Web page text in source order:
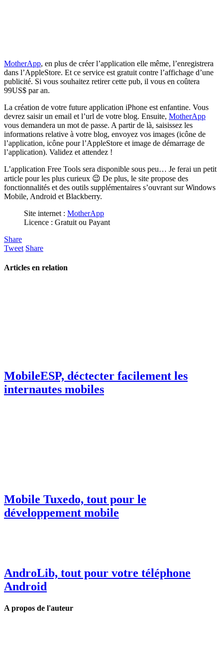
MotherApp, en plus de créer l’application elle même, l’enregistrera
dans l’AppleStore. Et ce service est gratuit contre l’affichage d’une
publicité. Si vous souhaitez retirer cette pub, il vous en coûtera
99US$ par an.
La création de votre future application iPhone est enfantine. Vous
devrez saisir un email et l’url de votre blog. Ensuite, MotherApp
vous demandera un mot de passe. A partir de là, saisissez les
informations relative à votre blog, envoyez vos images (icône de
l’application, icône pour l’AppleStore et image de démarrage de
l’application). Validez et attendez !
L’application Free Tools sera disponible sous peu… Je ferai un petit
article pour les plus curieux 😉 De plus, le site propose des
fonctionnalités et des outils supplémentaires s’ouvrant sur Windows
Mobile, Android et Blackberry.
Site internet : MotherApp
Licence : Gratuit ou Payant
Share
Tweet Share
Articles en relation
MobileESP, déctecter facilement les
internautes mobiles
Mobile Tuxedo, tout pour le
développement mobile
AndroLib, tout pour votre téléphone
Android
A propos de l'auteur